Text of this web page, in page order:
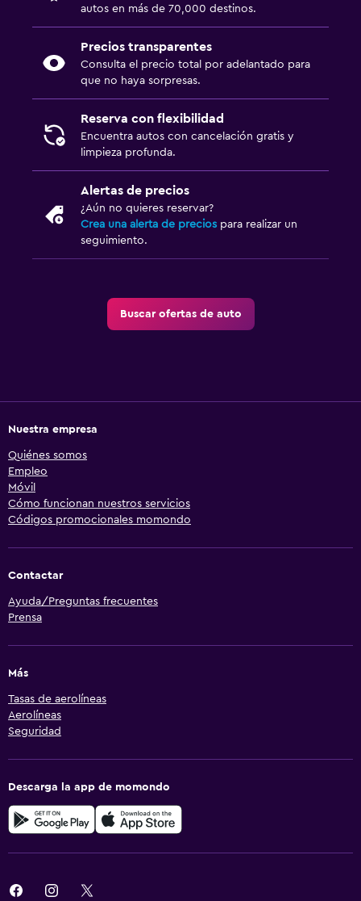
autos en más de 70,000 destinos.
Precios transparentes
Consulta el precio total por adelantado para
que no haya sorpresas.
Reserva con flexibilidad
Encuentra autos con cancelación gratis y
limpieza profunda.
Alertas de precios
¿Aún no quieres reservar?
Crea una alerta de precios para realizar un
seguimiento.
Buscar ofertas de auto
Nuestra empresa
Quiénes somos
Empleo
Móvil
Cómo funcionan nuestros servicios
Códigos promocionales momondo
Contactar
Ayuda/Preguntas frecuentes
Prensa
Más
Tasas de aerolíneas
Aerolíneas
Seguridad
Descarga la app de momondo